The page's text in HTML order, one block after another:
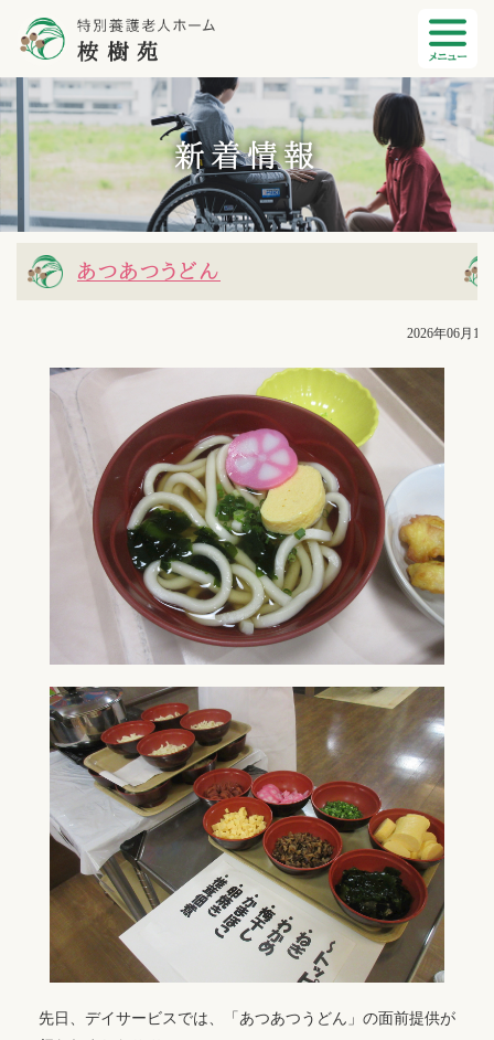
新着情報
あつあつうどん
2026年06月16
先日、デイサービスでは、「あつあつうどん」の面前提供が